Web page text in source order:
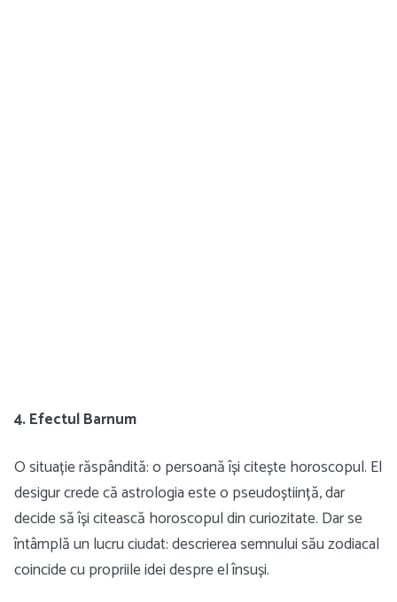
4. Efectul Barnum
O situație răspândită: o persoană își citește horoscopul. El
desigur crede că astrologia este o pseudoștiință, dar
decide să își citească horoscopul din curiozitate. Dar se
întâmplă un lucru ciudat: descrierea semnului său zodiacal
coincide cu propriile idei despre el însuși.